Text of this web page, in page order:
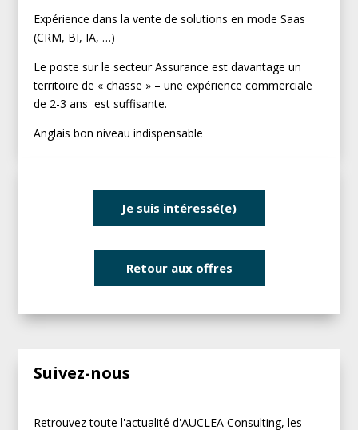
Expérience dans la vente de solutions en mode Saas
(CRM, BI, IA, …)
Le poste sur le secteur Assurance est davantage un
territoire de « chasse » – une expérience commerciale
de 2-3 ans est suffisante.
Anglais bon niveau indispensable
Je suis intéressé(e)
Retour aux offres
Suivez-nous
Retrouvez toute l'actualité d'AUCLEA Consulting, les